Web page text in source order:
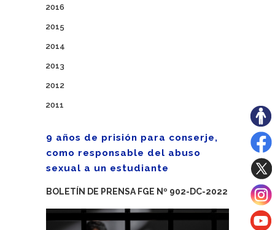
2016
2015
2014
2013
2012
2011
9 años de prisión para conserje,
como responsable del abuso
sexual a un estudiante
BOLETÍN DE PRENSA FGE Nº 902-DC-2022